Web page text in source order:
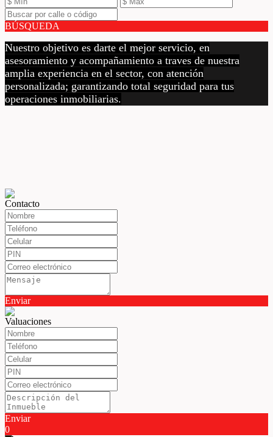
BÚSQUEDA
Nuestro objetivo es darte el mejor servicio, en
asesoramiento y acompañamiento a traves de nuestra
amplia experiencia en el sector, con atención
personalizada; garantizando total seguridad para tus
operaciones inmobiliarias.
Contacto
Enviar
Valuaciones
Enviar
0